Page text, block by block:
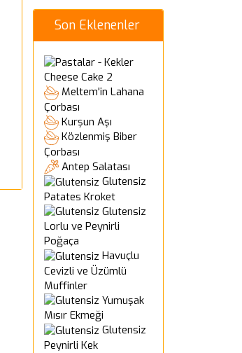
Son Eklenenler
Cheese Cake 2
Meltem'in Lahana
Çorbası
Kurşun Aşı
Közlenmiş Biber
Çorbası
Antep Salatası
Glutensiz
Patates Kroket
Glutensiz
Lorlu ve Peynirli
Poğaça
Havuçlu
Cevizli ve Üzümlü
Muffinler
Yumuşak
Mısır Ekmeği
Glutensiz
Peynirli Kek